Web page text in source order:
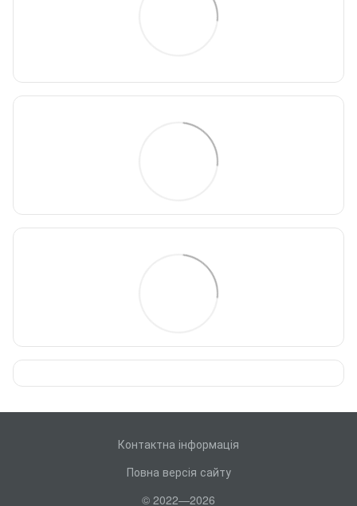
Контактна інформація
Повна версія сайту
© 2022—2026